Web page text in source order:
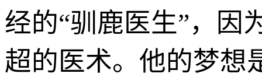
经的“驯鹿医生”，因
超的医术。他的梦想